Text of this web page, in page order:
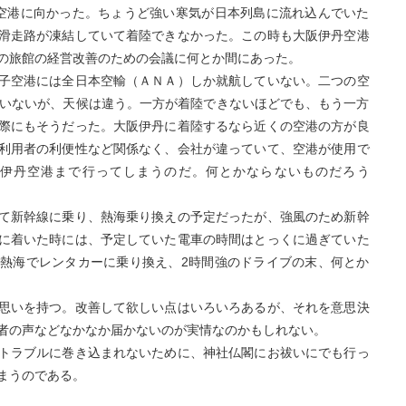
に向かった。ちょうど強い寒気が日本列島に流れ込んでいた
走路が凍結していて着陸できなかった。この時も大阪伊丹空港
館の経営改善のための会議に何とか間にあった。
空港には全日本空輸（ＡＮＡ）しか就航していない。二つの空
ないが、天候は違う。一方が着陸できないほどでも、もう一方
にもそうだった。大阪伊丹に着陸するなら近くの空港の方が良
用者の利便性など関係なく、会社が違っていて、空港が使用で
丹空港まで行ってしまうのだ。何とかならないものだろう
新幹線に乗り、熱海乗り換えの予定だったが、強風のため新幹
着いた時には、予定していた電車の時間はとっくに過ぎていた
海でレンタカーに乗り換え、2時間強のドライブの末、何とか
いを持つ。改善して欲しい点はいろいろあるが、それを意思決
声などなかなか届かないのが実情なのかもしれない。
ラブルに巻き込まれないために、神社仏閣にお祓いにでも行っ
のである。